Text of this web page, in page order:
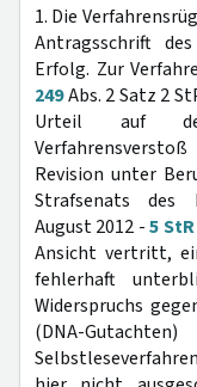
1. Die
Antragsschrift
Erfolg. Zur
249Abs. 2 Satz 2
Urteil auf
Revision unter
Strafsenats des
August 2012 -5
Ansicht vertritt,
fehlerhaft
Widerspruchs
(DNA-